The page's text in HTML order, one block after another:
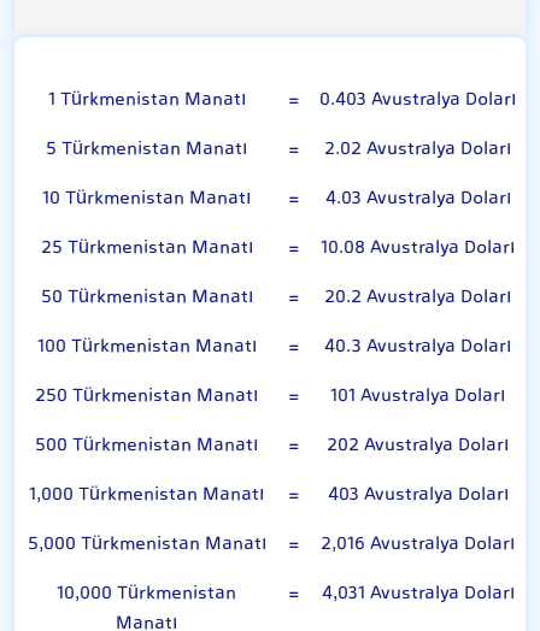
1 Türkmenistan Manatı =
0.403 Avustralya Doları
5 Türkmenistan Manatı
=
2.02 Avustralya Doları
10 Türkmenistan Manatı
=
4.03 Avustralya Doları
25 Türkmenistan Manatı
=
10.08 Avustralya Doları
50 Türkmenistan Manatı
=
20.2 Avustralya Doları
100 Türkmenistan Manatı
=
40.3 Avustralya Doları
250 Türkmenistan Manatı
=
101 Avustralya Doları
500 Türkmenistan Manatı
=
202 Avustralya Doları
1,000 Türkmenistan Manatı
=
403 Avustralya Doları
5,000 Türkmenistan Manatı
=
2,016 Avustralya Doları
10,000 Türkmenistan
Manatı
= 4,031 Avustralya Doları